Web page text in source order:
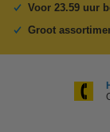
Voor 23.59 uur
Groot